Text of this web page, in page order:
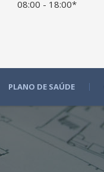
08:00 - 18:00*
PLANO DE SAÚDE